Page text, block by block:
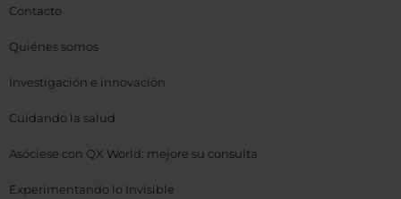
Contacto
Quiénes somos
Investigación e innovación
Cuidando la salud
Asóciese con QX World: mejore su consulta
Experimentando lo Invisible